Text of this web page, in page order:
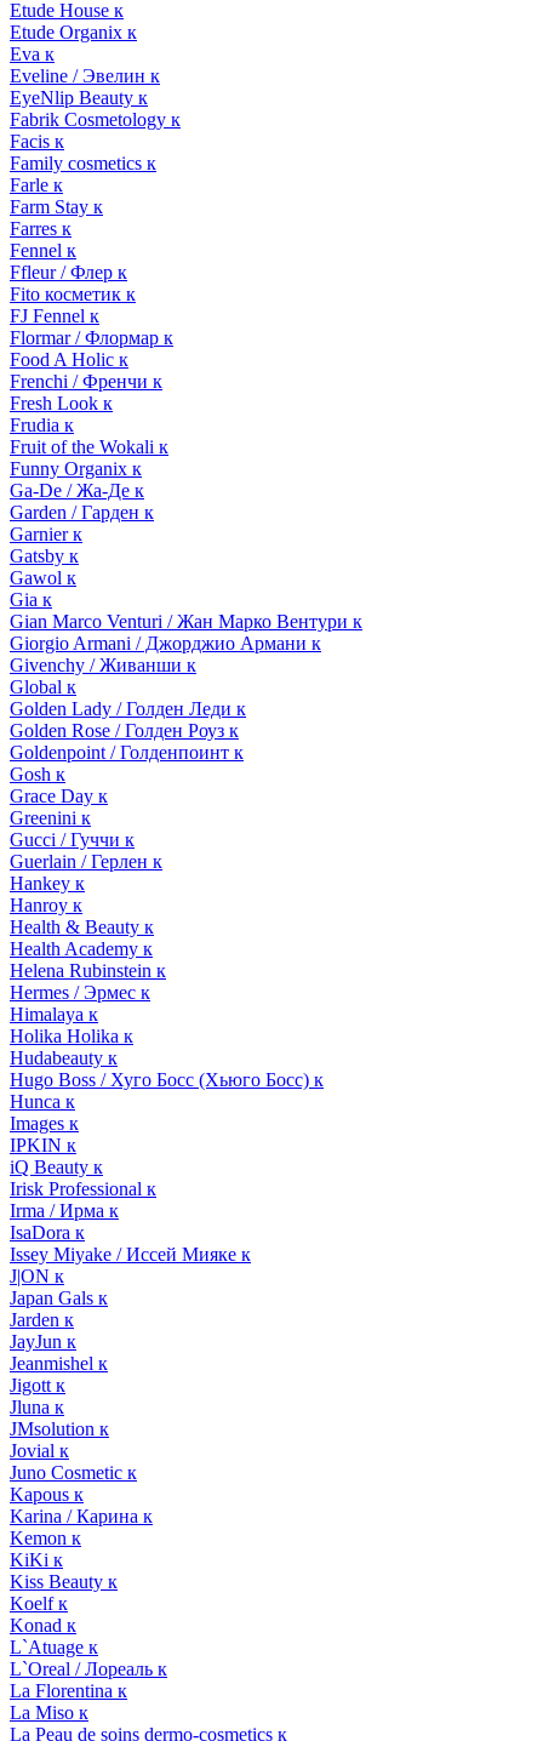
Etude House к
Etude Organix к
Eva к
Eveline / Эвелин к
EyeNlip Beauty к
Fabrik Cosmetology к
Facis к
Family cosmetics к
Farle к
Farm Stay к
Farres к
Fennel к
Ffleur / Флер к
Fito косметик к
FJ Fennel к
Flormar / Флормар к
Food A Holic к
Frenchi / Френчи к
Fresh Look к
Frudia к
Fruit of the Wokali к
Funny Organix к
Ga-De / Жа-Де к
Garden / Гарден к
Garnier к
Gatsby к
Gawol к
Gia к
Gian Marco Venturi / Жан Марко Вентури к
Giorgio Armani / Джорджио Армани к
Givenchy / Живанши к
Global к
Golden Lady / Голден Леди к
Golden Rose / Голден Роуз к
Goldenpoint / Голденпоинт к
Gosh к
Grace Day к
Greenini к
Gucci / Гуччи к
Guerlain / Герлен к
Hankey к
Hanroy к
Health & Beauty к
Health Academy к
Helena Rubinstein к
Hermes / Эрмес к
Himalaya к
Holika Holika к
Hudabeauty к
Hugo Boss / Хуго Босс (Хьюго Босс) к
Hunca к
Images к
IPKIN к
iQ Beauty к
Irisk Professional к
Irma / Ирма к
IsaDora к
Issey Miyake / Иссей Мияке к
J|ON к
Japan Gals к
Jarden к
JayJun к
Jeanmishel к
Jigott к
Jluna к
JMsolution к
Jovial к
Juno Cosmetic к
Kapous к
Karina / Карина к
Kemon к
KiKi к
Kiss Beauty к
Koelf к
Konad к
L`Atuage к
L`Oreal / Лореаль к
La Florentina к
La Miso к
La Peau de soins dermo-cosmetics к